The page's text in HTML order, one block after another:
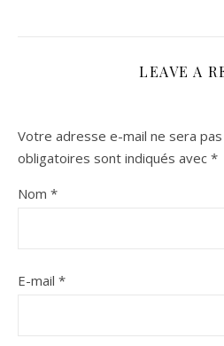
LEAVE A
Votre adresse e-mail ne sera pas
obligatoires sont indiqués avec *
Nom *
E-mail *